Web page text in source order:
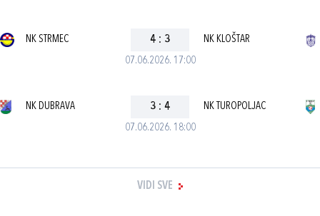
07.06.2026. 17:00
NK STRMEC 4 : 3 NK KLOŠTAR
07.06.2026. 18:00
NK DUBRAVA 3 : 4 NK TUROPOLJAC
VIDI SVE